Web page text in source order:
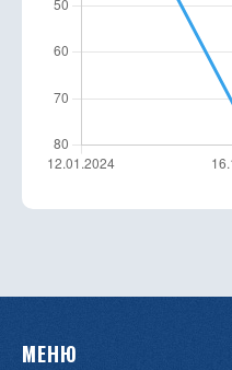
МЕНЮ